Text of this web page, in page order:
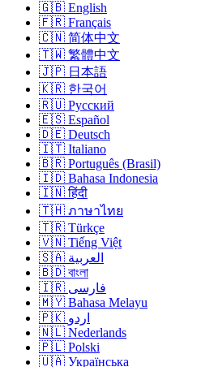
🇬🇧 English
🇫🇷 Français
🇨🇳 简体中文
🇹🇼 繁體中文
🇯🇵 日本語
🇰🇷 한국어
🇷🇺 Русский
🇪🇸 Español
🇩🇪 Deutsch
🇮🇹 Italiano
🇧🇷 Português (Brasil)
🇮🇩 Bahasa Indonesia
🇮🇳 हिंदी
🇹🇭 ภาษาไทย
🇹🇷 Türkçe
🇻🇳 Tiếng Việt
🇸🇦 العربية
🇧🇩 বাংলা
🇮🇷 فارسی
🇲🇾 Bahasa Melayu
🇵🇰 اردو
🇳🇱 Nederlands
🇵🇱 Polski
🇺🇦 Українська